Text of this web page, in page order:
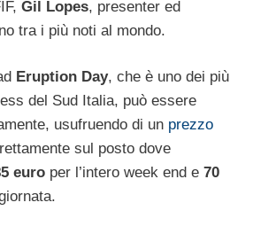
Gil Lopes, presenter ed
tra i più noti al mondo.
Eruption Day, che è uno dei più
del Sud Italia, può essere
usufruendo di un prezzo
sul posto dove
euro per l’intero week end e 70